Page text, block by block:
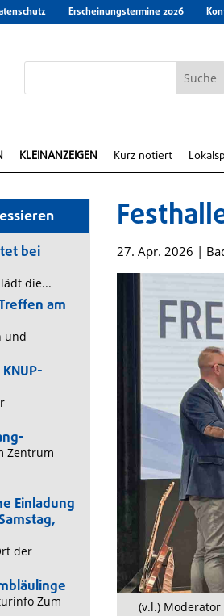
Erscheinungstermine 2026
KLEINANZEIGEN Kurz notiert
bei
die...
am
und
Zentrum
Einladung
der
Zum
27. Apr. 2026 |
(v.l.)